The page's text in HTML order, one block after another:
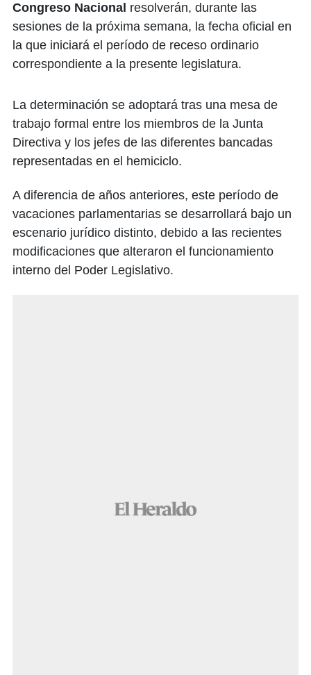
Congreso Nacional resolverán, durante las
sesiones de la próxima semana, la fecha oficial en
la que iniciará el período de receso ordinario
correspondiente a la presente legislatura.
La determinación se adoptará tras una mesa de
trabajo formal entre los miembros de la Junta
Directiva y los jefes de las diferentes bancadas
representadas en el hemiciclo.
A diferencia de años anteriores, este período de
vacaciones parlamentarias se desarrollará bajo un
escenario jurídico distinto, debido a las recientes
modificaciones que alteraron el funcionamiento
interno del Poder Legislativo.